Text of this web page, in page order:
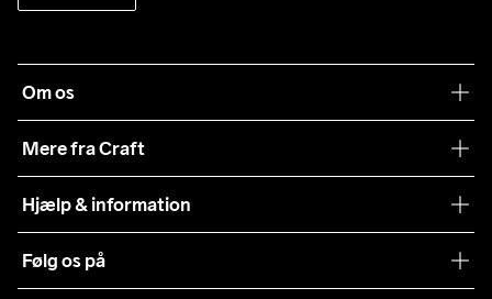
Om os
Mere fra Craft
Samarbejder
Presse
Hjælp & information
Levering
Følg os på